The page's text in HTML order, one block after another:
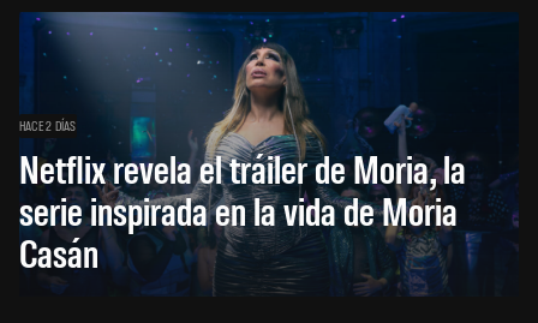
HACE 2 DÍAS
Netflix revela el tráiler de Moria, la
serie inspirada en la vida de Moria
Casán